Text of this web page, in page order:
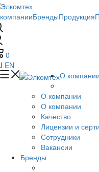
БрендыПродукция
0
EN
О компании
О компании
О компании
Качество
Лицензии и
Сотрудники
Вакансии
Бренды